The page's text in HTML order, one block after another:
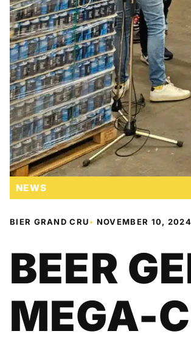
NEWS
BIER GRAND CRU• NOVEMBER 10, 2024
BEER
MEGA-